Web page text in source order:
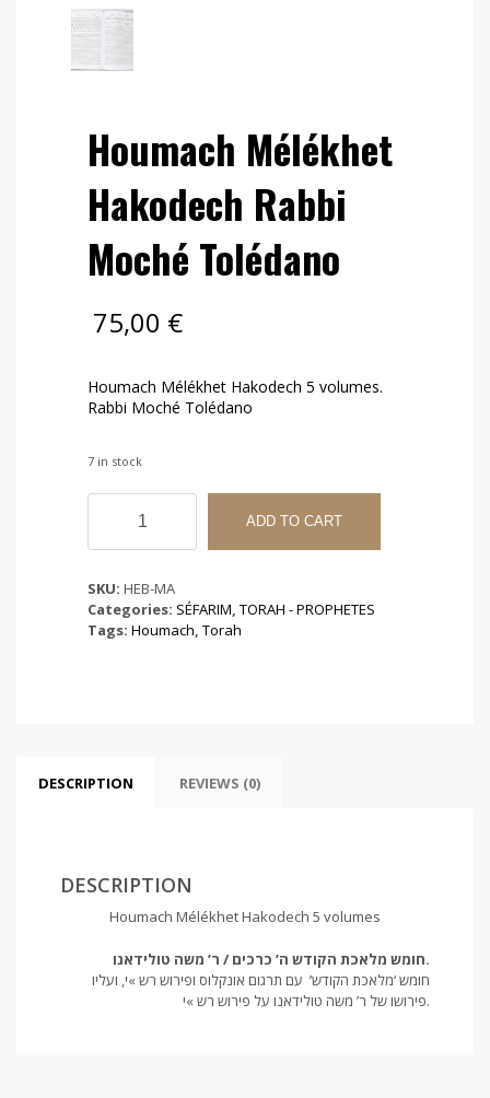
Houmach Mélékhet
Hakodech Rabbi
Moché Tolédano
75,00 €
Houmach Mélékhet Hakodech 5 volumes.
Rabbi Moché Tolédano
7 in stock
Houmach
Mélékhet
Hakodech
Moché
Tolédano
quantity
ADD TO CART
SKU: HEB-MA
Categories: SÉFARIM, TORAH - PROPHETES
Tags: Houmach, Torah
DESCRIPTION REVIEWS (0)
DESCRIPTION
Houmach Mélékhet Hakodech 5 volumes
חומש מלאכת הקודש ה’ כרכים / ר’ משה טולידאנו.
חומש‘מלאכת הקודש’ עם תרגום אונקלוס ופירוש רש »י, ועליו
פירושו של ר’ משה טולידאנו על פירוש רש »י.